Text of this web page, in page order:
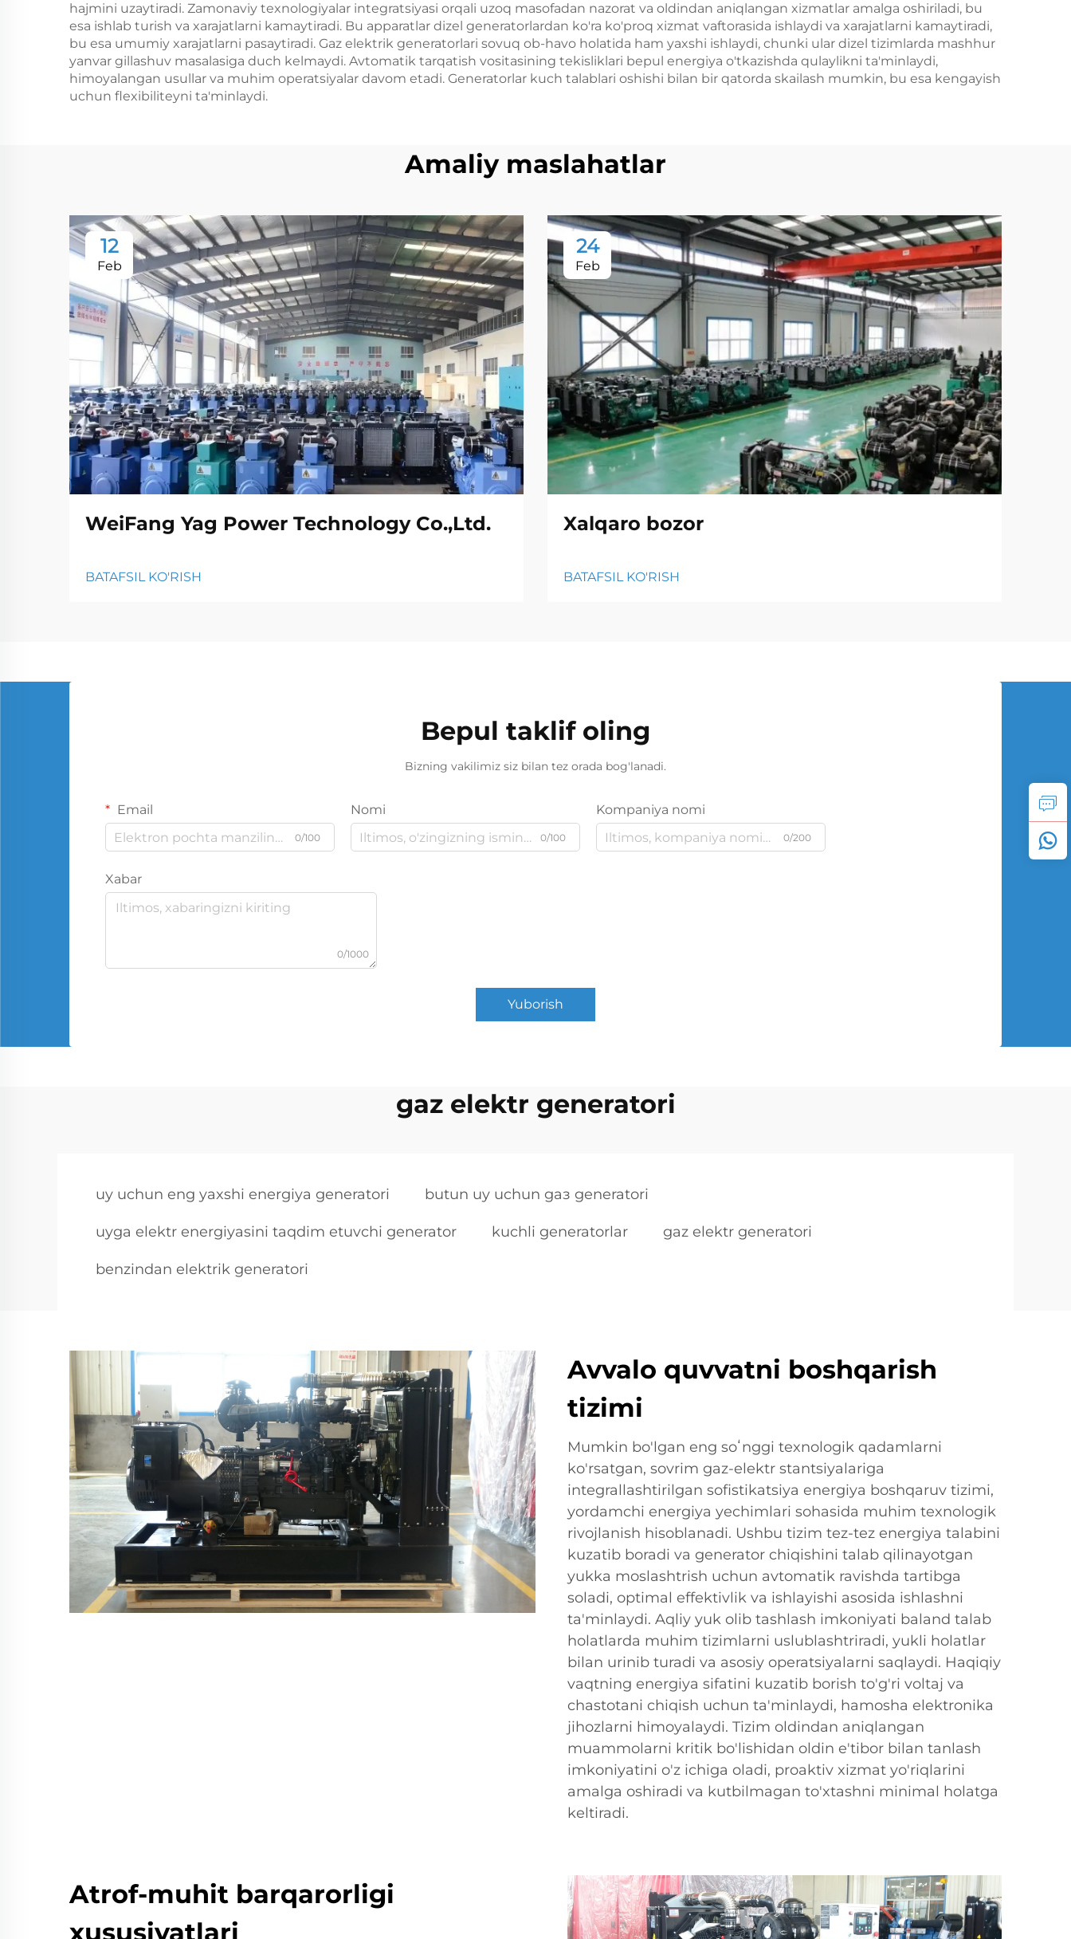
hajmini uzaytiradi. Zamonaviy texnologiyalar integratsiyasi orqali uzoq masofadan nazorat va oldindan aniqlangan xizmatlar amalga oshiriladi, bu
esa ishlab turish va xarajatlarni kamaytiradi. Bu apparatlar dizel generatorlardan ko'ra ko'proq xizmat vaftorasida ishlaydi va xarajatlarni kamaytiradi,
bu esa umumiy xarajatlarni pasaytiradi. Gaz elektrik generatorlari sovuq ob-havo holatida ham yaxshi ishlaydi, chunki ular dizel tizimlarda mashhur
yanvar gillashuv masalasiga duch kelmaydi. Avtomatik tarqatish vositasining tekisliklari bepul energiya o'tkazishda qulaylikni ta'minlaydi,
himoyalangan usullar va muhim operatsiyalar davom etadi. Generatorlar kuch talablari oshishi bilan bir qatorda skailash mumkin, bu esa kengayish
uchun flexibiliteyni ta'minlaydi.
Amaliy maslahatlar
12
Feb
WeiFang Yag Power Technology Co.,Ltd.
BATAFSIL KO'RISH
24
Feb
Xalqaro bozor
BATAFSIL KO'RISH
Bepul taklif oling
Bizning vakilimiz siz bilan tez orada bog'lanadi.
Email
0/100
Nomi
0/100
Kompaniya nomi
0/200
Xabar
0/1000
Yuborish
gaz elektr generatori
uy uchun eng yaxshi energiya generatori butun uy uchun gаз generatori
uyga elektr energiyasini taqdim etuvchi generator kuchli generatorlar gaz elektr generatori
benzindan elektrik generatori
Avvalo quvvatni boshqarish
tizimi
Mumkin bo'lgan eng soʻnggi texnologik qadamlarni
ko'rsatgan, sovrim gaz-elektr stantsiyalariga
integrallashtirilgan sofistikatsiya energiya boshqaruv tizimi,
yordamchi energiya yechimlari sohasida muhim texnologik
rivojlanish hisoblanadi. Ushbu tizim tez-tez energiya talabini
kuzatib boradi va generator chiqishini talab qilinayotgan
yukka moslashtrish uchun avtomatik ravishda tartibga
soladi, optimal effektivlik va ishlayishi asosida ishlashni
ta'minlaydi. Aqliy yuk olib tashlash imkoniyati baland talab
holatlarda muhim tizimlarni uslublashtriradi, yukli holatlar
bilan urinib turadi va asosiy operatsiyalarni saqlaydi. Haqiqiy
vaqtning energiya sifatini kuzatib borish to'g'ri voltaj va
chastotani chiqish uchun ta'minlaydi, hamosha elektronika
jihozlarni himoyalaydi. Tizim oldindan aniqlangan
muammolarni kritik bo'lishidan oldin e'tibor bilan tanlash
imkoniyatini o'z ichiga oladi, proaktiv xizmat yo'riqlarini
amalga oshiradi va kutbilmagan to'xtashni minimal holatga
keltiradi.
Atrof-muhit barqarorligi
xususiyatlari